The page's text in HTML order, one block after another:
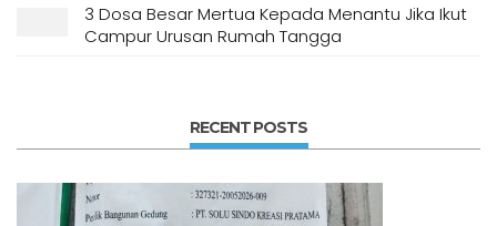
3 Dosa Besar Mertua Kepada Menantu Jika Ikut
Campur Urusan Rumah Tangga
RECENT POSTS